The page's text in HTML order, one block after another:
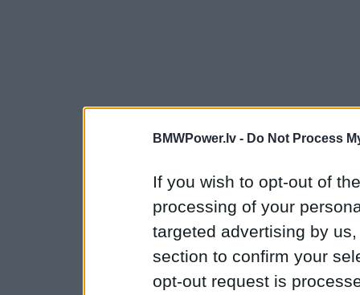
BMWPower.lv - Do Not Process
If you wish to opt-out of
processing of your
targeted advertising by
section to confirm your
opt-out request is